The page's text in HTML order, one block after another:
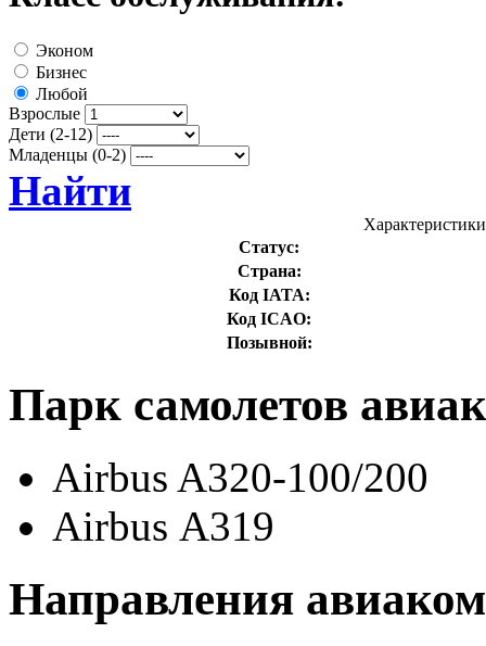
Эконом
Бизнес
Любой
Взрослые
Дети (2-12)
Младенцы (0-2)
Найти
Статус:
Страна:
Код IATA:
Код ICAO:
Позывной:
Парк самолетов
Airbus A320-100/200
Airbus А319
Направления